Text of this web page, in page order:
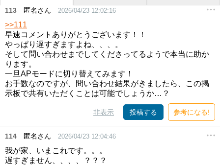
113 匿名さん 2026/04/23 12:02:16
>>111
早速コメントありがとうございます！！
やっぱり遅すぎますよね、、、。
そして問い合わせまでしてくださってるようで本当に助か
ります。
一旦APモードに切り替えてみます！
お手数なのですが、問い合わせ結果がきましたら、この掲
示板で共有いただくことは可能でしょうか…？
非表示 投稿する 参考になる!
114 匿名さん 2026/04/23 12:04:46
我が家、いまこれです。。。
遅すぎません、、、、？？？